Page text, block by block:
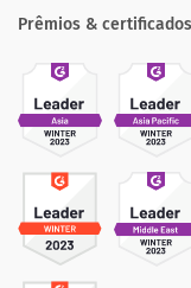
Prêmios & certificados